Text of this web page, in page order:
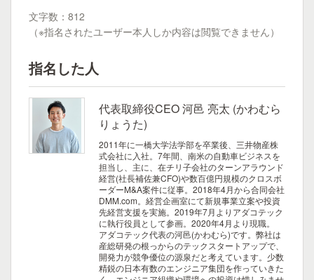
文字数：812
（※指名されたユーザー本人しか内容は閲覧できません）
指名した人
代表取締役CEO 河邑 亮太 (かわむら
りょうた)
2011年に一橋大学法学部を卒業後、三井物産株
式会社に入社。7年間、南米の自動車ビジネスを
担当し、主に、在チリ子会社のターンアラウンド
経営(社長補佐兼CFO)や数百億円規模のクロスボ
ーダーM&A案件に従事。2018年4月から合同会社
DMM.com。経営企画室にて新規事業立案や投資
先経営支援を実施。2019年7月よりアダコテック
に執行役員として参画。2020年4月より現職。
アダコテック代表の河邑(かわむら)です。弊社は
産総研発の根っからのテックスタートアップで、
開発力が競争優位の源泉だと考えています。少数
精鋭の日本有数のエンジニア集団を作っていきた